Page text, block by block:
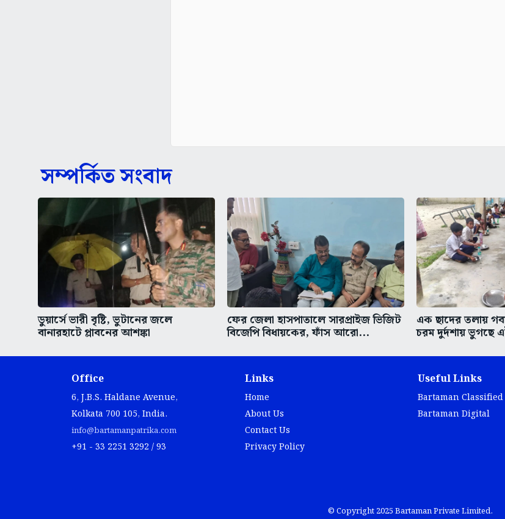
সম্পর্কিত সংবাদ
ডুয়ার্সে ভারী বৃষ্টি, ভুটানের জলে
বানারহাটে প্লাবনের আশঙ্কা
ফের জেলা হাসপাতালে সারপ্রাইজ ভিজিট
বিজেপি বিধায়কের, ফাঁস আরো...
এক ছাদের তলায়
চরম দুর্দশায় ভুগছে
Office
6, J.B.S. Haldane Avenue,
Kolkata 700 105, India.
info@bartamanpatrika.com
+91 - 33 2251 3292 / 93
Links
Home
About Us
Contact Us
Privacy Policy
Useful Links
Bartaman Classified
Bartaman Digital
© Copyright 2025 Bartaman Private Limited.